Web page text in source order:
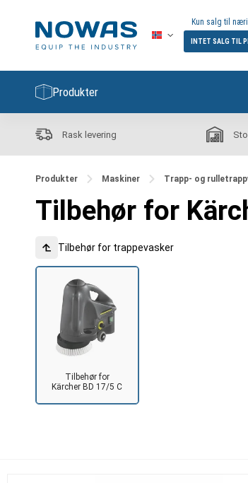
Kun salg til
INTET SALG TIL
Produkter
Rask levering
Produkter Maskiner Trapp- og
Tilbehør for
Tilbehør for trappevasker
Tilbehør for
Kärcher BD 17/5 C